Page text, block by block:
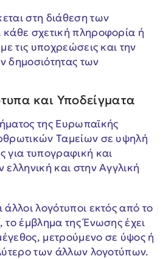
στη διάθεση των
σχετική πληροφορία ή
τις υποχρεώσεις και την
δημοσιότητας των
και Υποδείγματα
της Ευρωπαϊκής
Ταμείων σε υψηλή
για τυπογραφική και
και στην Αγγλική
λογότυποι εκτός από το
έμβλημα της Ένωσης έχει
μετρούμενο σε ύψος ή
των άλλων λογοτύπων.